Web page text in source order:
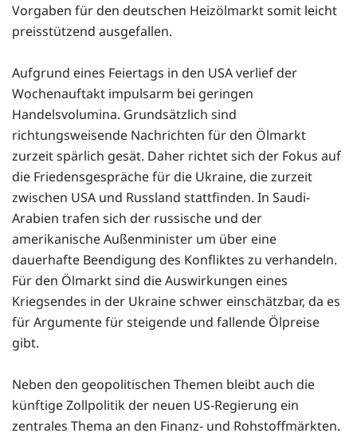
Vorgaben für den deutschen Heizölmarkt somit leicht
preisstützend ausgefallen.
Aufgrund eines Feiertags in den USA verlief der
Wochenauftakt impulsarm bei geringen
Handelsvolumina. Grundsätzlich sind
richtungsweisende Nachrichten für den Ölmarkt
zurzeit spärlich gesät. Daher richtet sich der Fokus auf
die Friedensgespräche für die Ukraine, die zurzeit
zwischen USA und Russland stattfinden. In Saudi-
Arabien trafen sich der russische und der
amerikanische Außenminister um über eine
dauerhafte Beendigung des Konfliktes zu verhandeln.
Für den Ölmarkt sind die Auswirkungen eines
Kriegsendes in der Ukraine schwer einschätzbar, da es
für Argumente für steigende und fallende Ölpreise
gibt.
Neben den geopolitischen Themen bleibt auch die
künftige Zollpolitik der neuen US-Regierung ein
zentrales Thema an den Finanz- und Rohstoffmärkten.